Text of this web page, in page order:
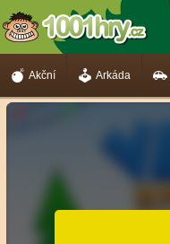
Akční Arkáda